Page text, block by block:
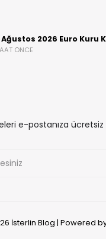
Ağustos 2026 Euro Kuru
ÖNCE
e-postanıza ücretsiz
İsterlin Blog | Powered